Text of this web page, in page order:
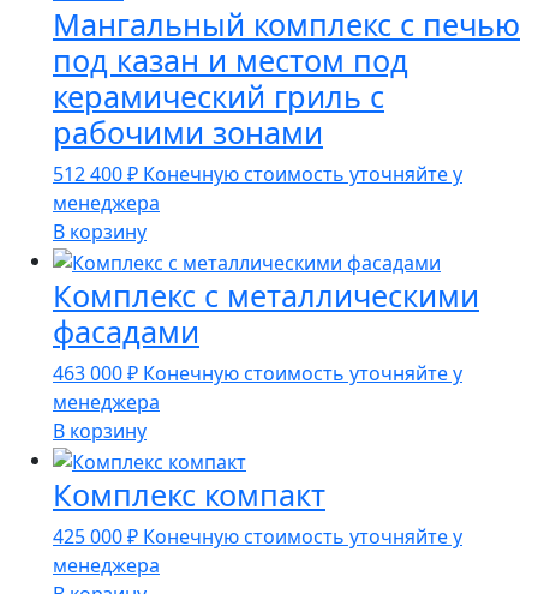
Мангальный комплекс с печью
под казан и местом под
керамический гриль с
рабочими зонами
512 400₽ Конечную стоимость уточняйте у
менеджера
В корзину
Комплекс с металлическими
фасадами
463 000₽ Конечную стоимость уточняйте у
менеджера
В корзину
Комплекс компакт
425 000₽ Конечную стоимость уточняйте у
менеджера